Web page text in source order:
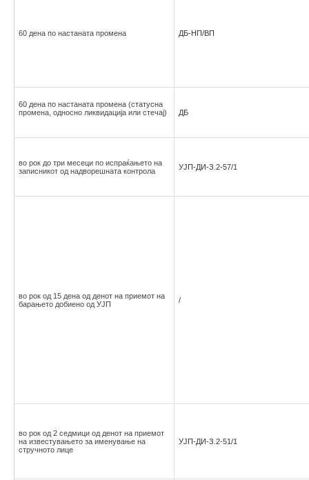
60 дена по настаната промена ДБ-НП/ВП
60 дена по настаната промена (статусна
промена, односно ликвидација или стечај)
ДБ
во рок до три месеци по испраќањето на
записникот од надворешната контрола
УЈП-ДИ-З.2-57/1
во рок од 15 дена од денот на приемот на
барањето добиено од УЈП
/
во рок од 2 седмици од денот на приемот
на известувањето за именување на
стручното лице
УЈП-ДИ-З.2-51/1